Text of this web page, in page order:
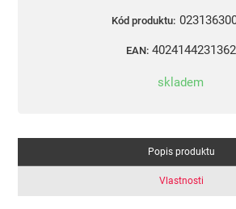
Kód produktu:
EAN: 4024144231362
skladem
Popis produktu
Vlastnosti